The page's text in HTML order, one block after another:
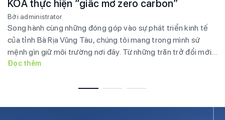
KOA thực hiện “giấc mơ zero carbon”
Bởi administrator
Song hành cùng những đóng góp vào sự phát triển kinh tế
của tỉnh Bà Rịa Vũng Tàu, chúng tôi mang trong mình sứ
mệnh gìn giữ môi trường nơi đây. Từ những trăn trở đổi mới
từng ngày nhằm giảm thiểu phát thải khí CO2 gây hiệu ứng
Đọc thêm